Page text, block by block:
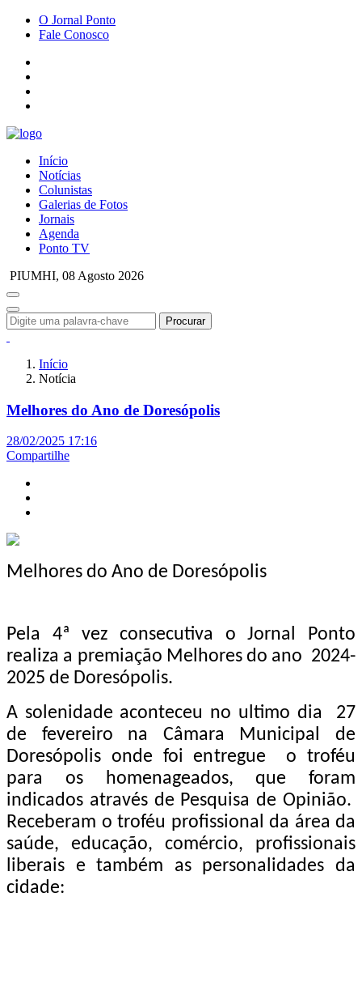
O Jornal Ponto
Fale Conosco
Início
Notícias
Colunistas
Galerias de Fotos
Jornais
Agenda
Ponto TV
PIUMHI, 08 Agosto 2026
Procurar
Início
Notícia
Melhores do Ano de Doresópolis
28/02/2025 17:16
Compartilhe
Melhores do Ano de Doresópolis
Pela 4ª vez consecutiva o Jornal Ponto
realiza a premiação Melhores do ano 2024-
2025 de Doresópolis.
A solenidade aconteceu no ultimo dia 27
de fevereiro na Câmara Municipal de
Doresópolis onde foi entregue o troféu
para os homenageados, que foram
indicados através de Pesquisa de Opinião.
Receberam o troféu profissional da área da
saúde, educação, comércio, profissionais
liberais e também as personalidades da
cidade: